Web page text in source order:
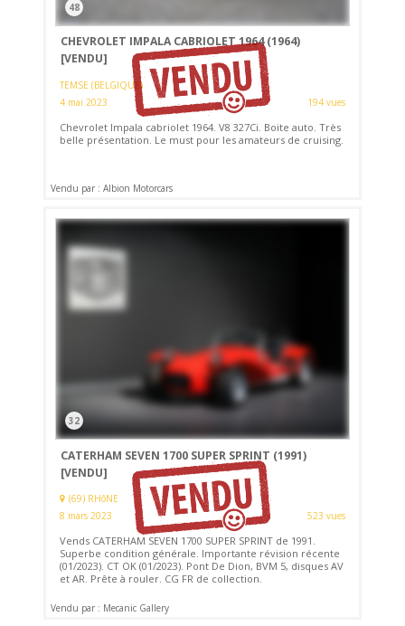
48
CHEVROLET IMPALA CABRIOLET 1964 (1964)
[VENDU]
TEMSE (BELGIQUE)
4 mai 2023
194 vues
Chevrolet Impala cabriolet 1964. V8 327Ci. Boite auto. Très
belle présentation. Le must pour les amateurs de cruising.
Vendu par : Albion Motorcars
32
CATERHAM SEVEN 1700 SUPER SPRINT (1991)
[VENDU]
(69) RHôNE
8 mars 2023
523 vues
Vends CATERHAM SEVEN 1700 SUPER SPRINT de 1991.
Superbe condition générale. Importante révision récente
(01/2023). CT OK (01/2023). Pont De Dion, BVM 5, disques AV
et AR. Prête à rouler. CG FR de collection.
Vendu par : Mecanic Gallery